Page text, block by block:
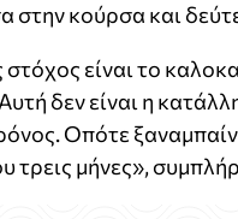
στην κούρσα και
είναι το
δεν είναι η
Οπότε
τρεις μήνες»,